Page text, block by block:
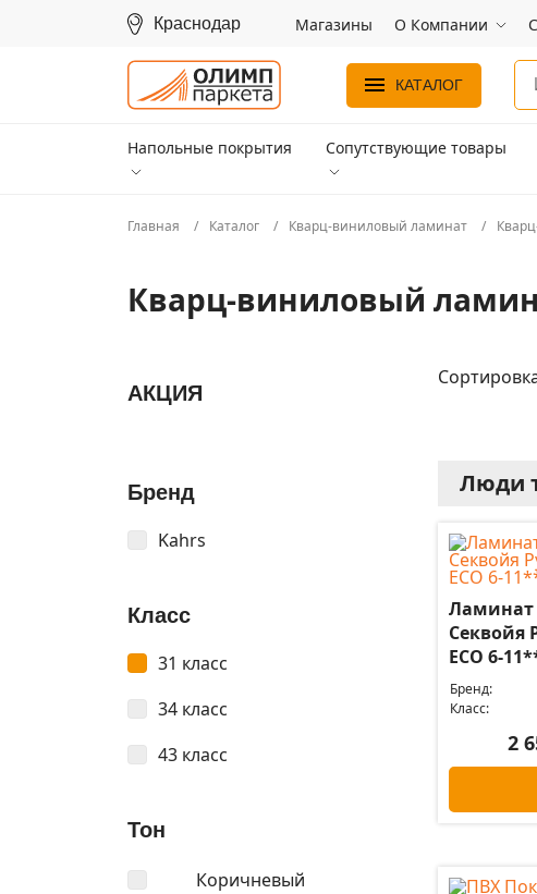
Краснодар Магазины О Компании
КАТАЛОГ
Напольные покрытия Сопутствующие товары
Главная Каталог Кварц-виниловый ламинат
Кварц-виниловый
АКЦИЯ
Бренд
Kahrs
Класс
31 класс
34 класс
43 класс
Тон
Коричневый
Люди
Ламинат
Секвойя
ЕСО 6-
Бренд:
Класс:
2